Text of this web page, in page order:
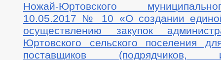
Ножай-Юртовского
10.05.2017 № 10 «О создании
осуществлению закупок
Юртовского сельского поселения
поставщиков (подрядчиков,